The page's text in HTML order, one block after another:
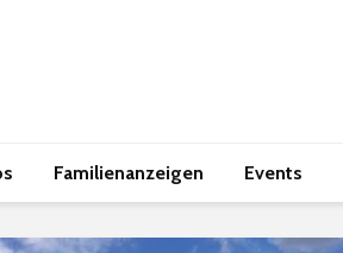
Familienanzeigen Events